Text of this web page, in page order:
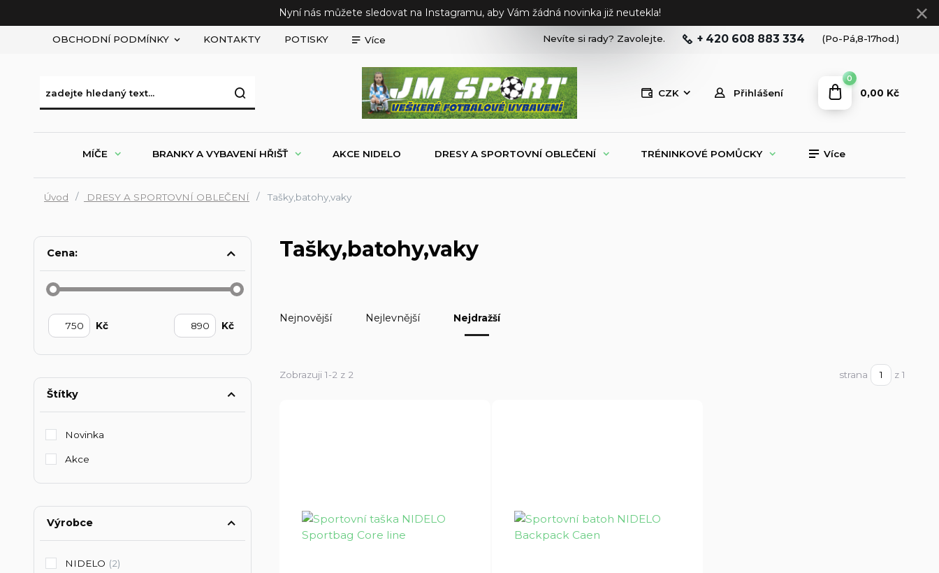
Nyní nás můžete sledovat na Instagramu, aby Vám žádná novinka již neutekla!
OBCHODNÍ PODMÍNKY KONTAKTY POTISKY Více
CZK Přihlášení
Nevíte si rady? Zavolejte. + 420 608 883 334 (Po-Pá,8-17hod.)
0
0,00 Kč
MÍČE BRANKY A VYBAVENÍ HŘIŠŤ AKCE NIDELO DRESY A SPORTOVNÍ OBLEČENÍ TRÉNINKOVÉ POMŮCKY Více
Úvod DRESY A SPORTOVNÍ OBLEČENÍ Tašky,batohy,vaky
Tašky,batohy,vaky
Nejnovější Nejlevnější Nejdražší
Zobrazuji 1-2 z 2 strana z 1
Cena:
Kč Kč
Štítky
Novinka
Akce
Výrobce
NIDELO (2)